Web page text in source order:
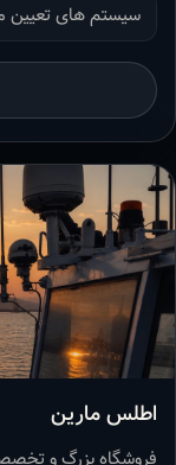
سیستم های تعیین
اطلس مارین